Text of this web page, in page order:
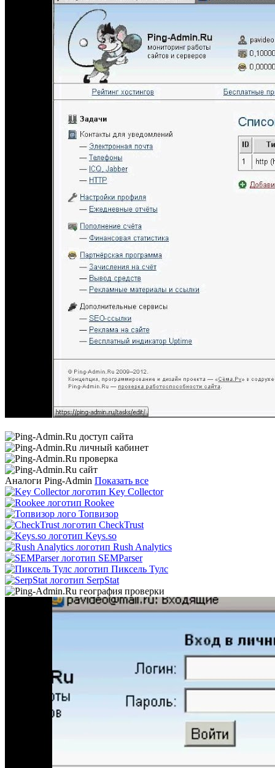
Аналоги Ping-Admin Показать все
Key Collector
Rookee
Топвизор
CheckTrust
Keys.so
Rush Analytics
SEMParser
Пиксель Тулс
SerpStat